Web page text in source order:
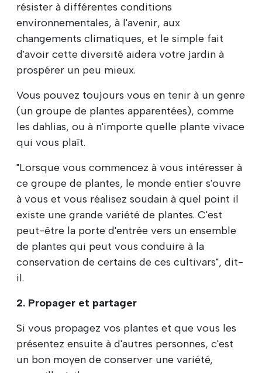
résister à différentes conditions
environnementales, à l'avenir, aux
changements climatiques, et le simple fait
d'avoir cette diversité aidera votre jardin à
prospérer un peu mieux.
Vous pouvez toujours vous en tenir à un genre
(un groupe de plantes apparentées), comme
les dahlias, ou à n'importe quelle plante vivace
qui vous plaît.
"Lorsque vous commencez à vous intéresser à
ce groupe de plantes, le monde entier s'ouvre
à vous et vous réalisez soudain à quel point il
existe une grande variété de plantes. C'est
peut-être la porte d'entrée vers un ensemble
de plantes qui peut vous conduire à la
conservation de certains de ces cultivars", dit-
il.
2. Propager et partager
Si vous propagez vos plantes et que vous les
présentez ensuite à d'autres personnes, c'est
un bon moyen de conserver une variété,